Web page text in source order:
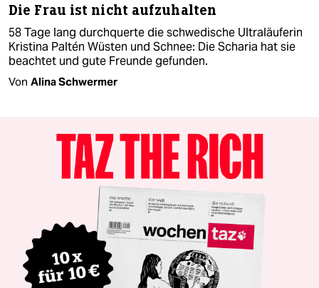
Die Frau ist nicht aufzuhalten
58 Tage lang durchquerte die schwedische Ultraläuferin
Kristina Paltén Wüsten und Schnee: Die Scharia hat sie
beachtet und gute Freunde gefunden.
Von Alina Schwermer